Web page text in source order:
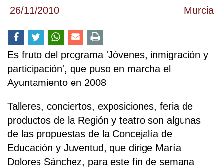
26/11/2010 Murcia
Es fruto del programa 'Jóvenes, inmigración y
participación', que puso en marcha el
Ayuntamiento en 2008
Talleres, conciertos, exposiciones, feria de
productos de la Región y teatro son algunas
de las propuestas de la Concejalía de
Educación y Juventud, que dirige María
Dolores Sánchez, para este fin de semana